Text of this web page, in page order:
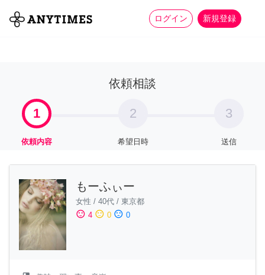
ログイン 新規登録
全て 家事 more_horiz
依頼相談
1
依頼内容
2
希望日時
3
送信
もーふぃー
女性 / 40代 / 東京都
sentiment_satisfied 4 sentiment_neutral 0 sentiment_dissatisfied 0